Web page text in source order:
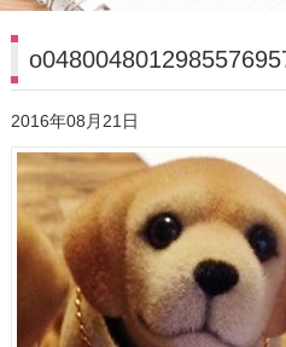
料金
2016年08月21日